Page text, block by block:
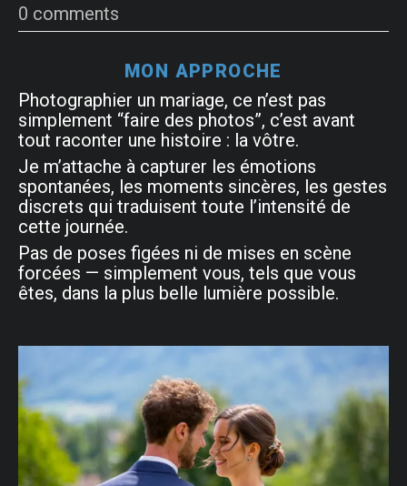
0 comments
MON APPROCHE
Photographier un mariage, ce n’est pas
simplement “faire des photos”, c’est avant
tout raconter une histoire : la vôtre.
Je m’attache à capturer les émotions
spontanées, les moments sincères, les gestes
discrets qui traduisent toute l’intensité de
cette journée.
Pas de poses figées ni de mises en scène
forcées — simplement vous, tels que vous
êtes, dans la plus belle lumière possible.